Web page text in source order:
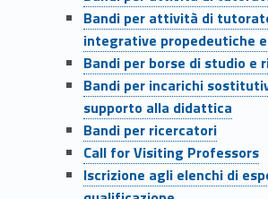
Bandi per attività di
integrative propedeutiche
Bandi per borse di studio e
Bandi per incarichi
supporto alla didattica
Bandi per ricercatori
Call for Visiting Professors
Iscrizione agli elenchi di